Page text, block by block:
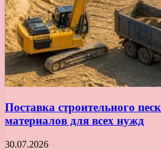
Поставка строительного
материалов для всех нужд
30.07.2026